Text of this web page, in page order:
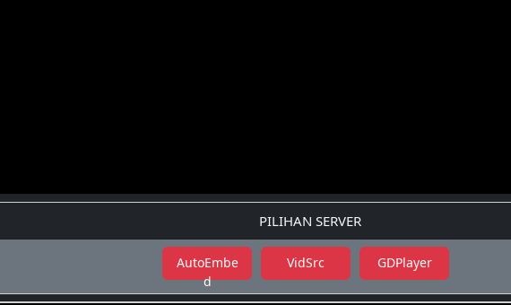
PILIHAN SERVER
AutoEmbe
d
VidSrc GDPlayer